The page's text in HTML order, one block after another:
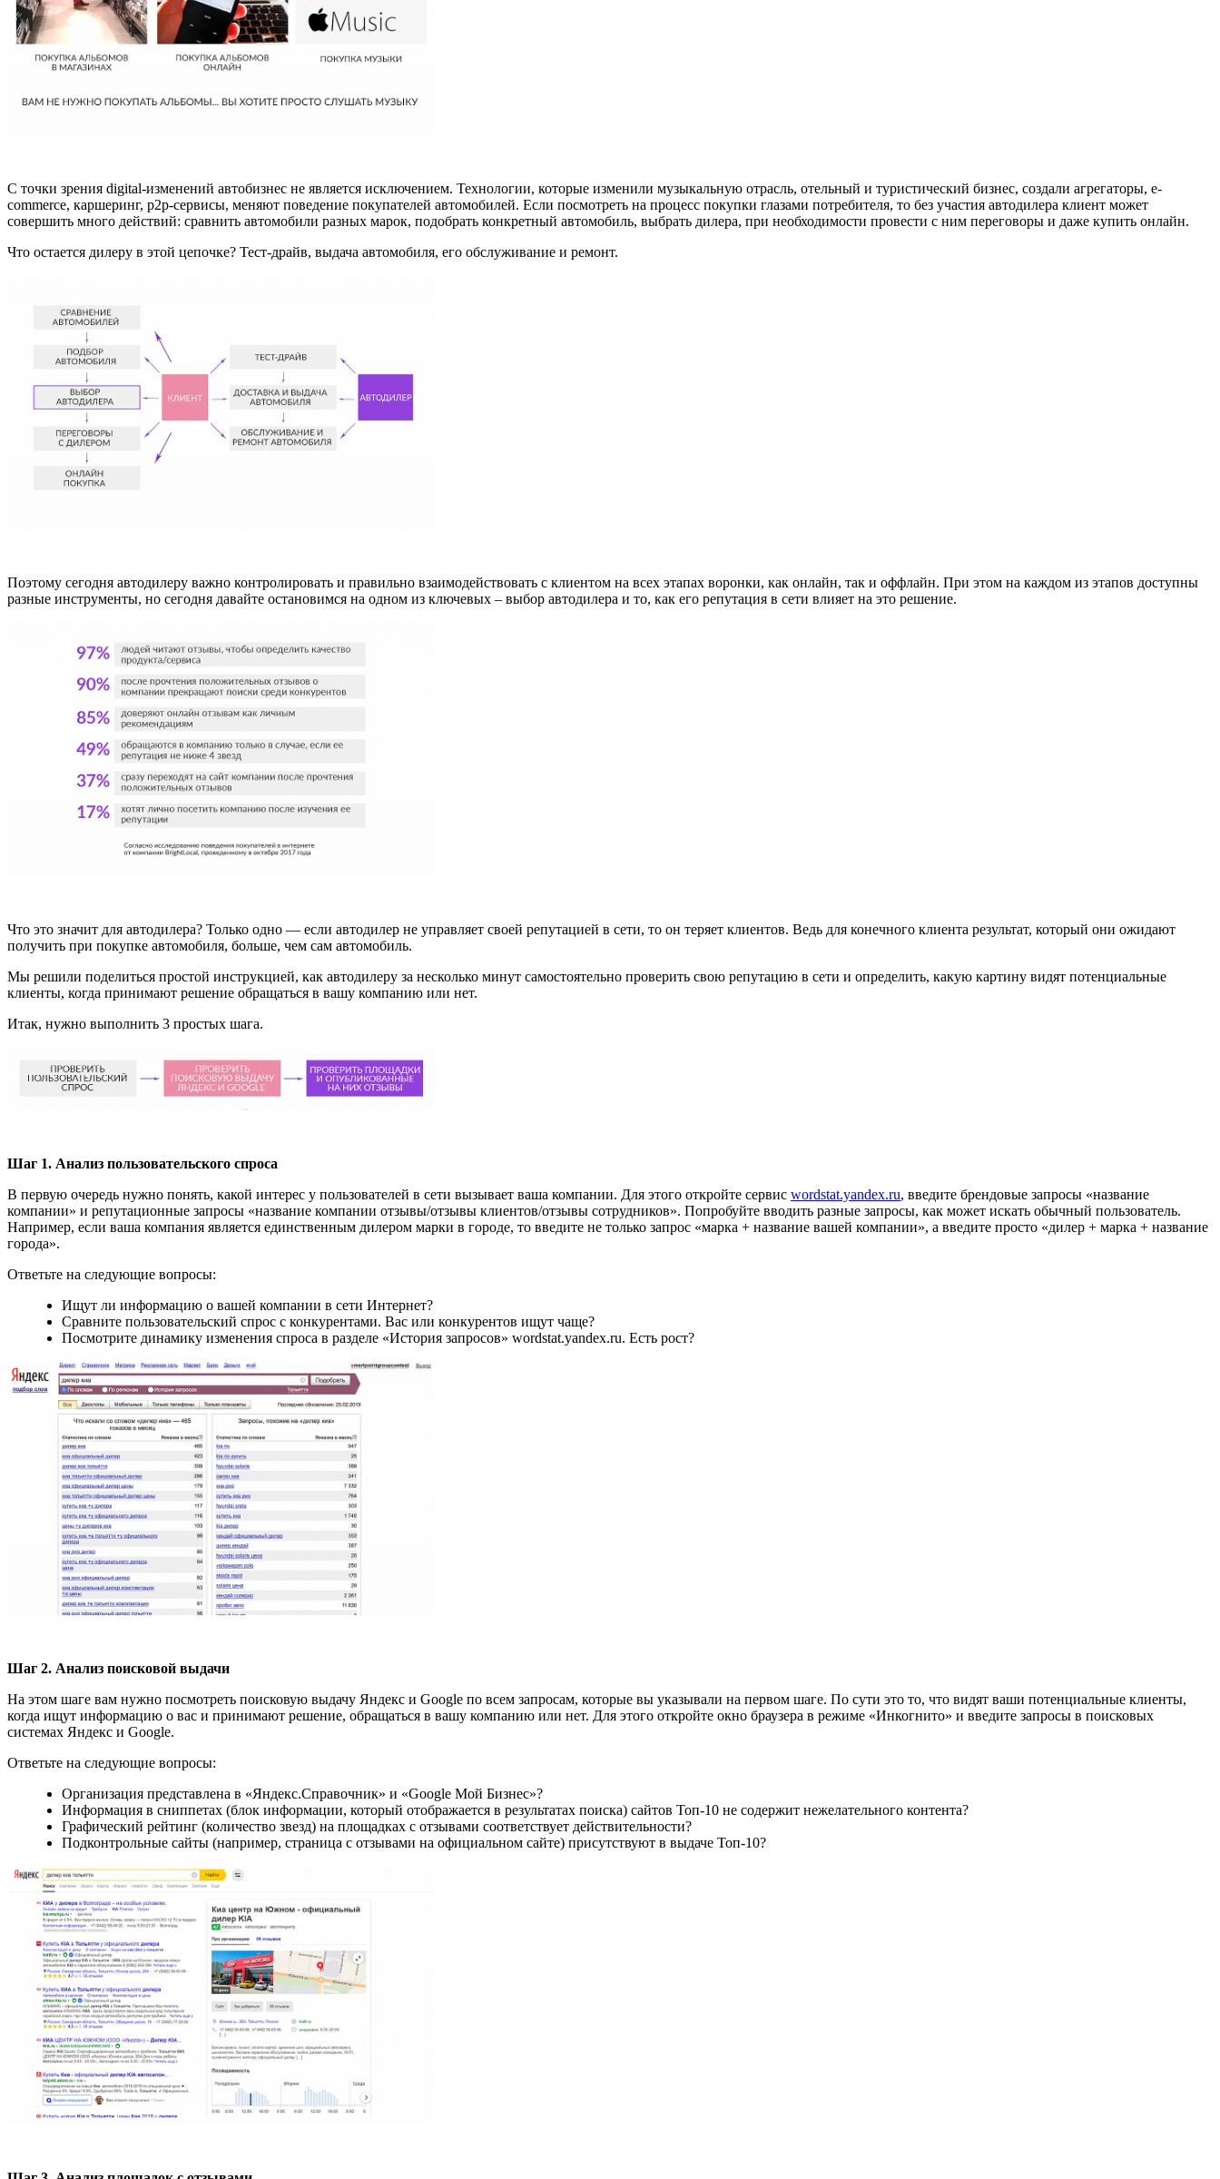
С точки зрения digital-изменений автобизнес не является исключением. Технологии, которые изменили музыкальную отрасль, отельный и туристический бизнес, создали агрегаторы, e-
commerce, каршеринг, p2p-сервисы, меняют поведение покупателей автомобилей. Если посмотреть на процесс покупки глазами потребителя, то без участия автодилера клиент может
совершить много действий: сравнить автомобили разных марок, подобрать конкретный автомобиль, выбрать дилера, при необходимости провести с ним переговоры и даже купить онлайн.
Что остается дилеру в этой цепочке? Тест-драйв, выдача автомобиля, его обслуживание и ремонт.
Поэтому сегодня автодилеру важно контролировать и правильно взаимодействовать с клиентом на всех этапах воронки, как онлайн, так и оффлайн. При этом на каждом из этапов доступны
разные инструменты, но сегодня давайте остановимся на одном из ключевых – выбор автодилера и то, как его репутация в сети влияет на это решение.
Что это значит для автодилера? Только одно — если автодилер не управляет своей репутацией в сети, то он теряет клиентов. Ведь для конечного клиента результат, который они ожидают
получить при покупке автомобиля, больше, чем сам автомобиль.
Мы решили поделиться простой инструкцией, как автодилеру за несколько минут самостоятельно проверить свою репутацию в сети и определить, какую картину видят потенциальные
клиенты, когда принимают решение обращаться в вашу компанию или нет.
Итак, нужно выполнить 3 простых шага.
Шаг 1. Анализ пользовательского спроса
В первую очередь нужно понять, какой интерес у пользователей в сети вызывает ваша компании. Для этого откройте сервис wordstat.yandex.ru, введите брендовые запросы «название
компании» и репутационные запросы «название компании отзывы/отзывы клиентов/отзывы сотрудников». Попробуйте вводить разные запросы, как может искать обычный пользователь.
Например, если ваша компания является единственным дилером марки в городе, то введите не только запрос «марка + название вашей компании», а введите просто «дилер + марка + название
города».
Ответьте на следующие вопросы:
Ищут ли информацию о вашей компании в сети Интернет?
Сравните пользовательский спрос с конкурентами. Вас или конкурентов ищут чаще?
Посмотрите динамику изменения спроса в разделе «История запросов» wordstat.yandex.ru. Есть рост?
Шаг 2. Анализ поисковой выдачи
На этом шаге вам нужно посмотреть поисковую выдачу Яндекс и Google по всем запросам, которые вы указывали на первом шаге. По сути это то, что видят ваши потенциальные клиенты,
когда ищут информацию о вас и принимают решение, обращаться в вашу компанию или нет. Для этого откройте окно браузера в режиме «Инкогнито» и введите запросы в поисковых
системах Яндекс и Google.
Ответьте на следующие вопросы:
Организация представлена в «Яндекс.Справочник» и «Google Мой Бизнес»?
Информация в сниппетах (блок информации, который отображается в результатах поиска) сайтов Топ-10 не содержит нежелательного контента?
Графический рейтинг (количество звезд) на площадках с отзывами соответствует действительности?
Подконтрольные сайты (например, страница с отзывами на официальном сайте) присутствуют в выдаче Топ-10?